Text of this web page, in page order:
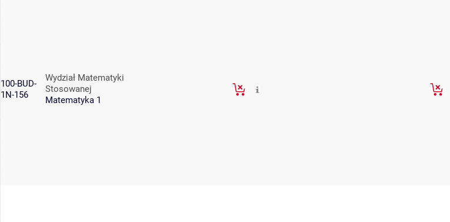
100-BUD-
1N-156
Wydział Matematyki
Stosowanej
Matematyka 1